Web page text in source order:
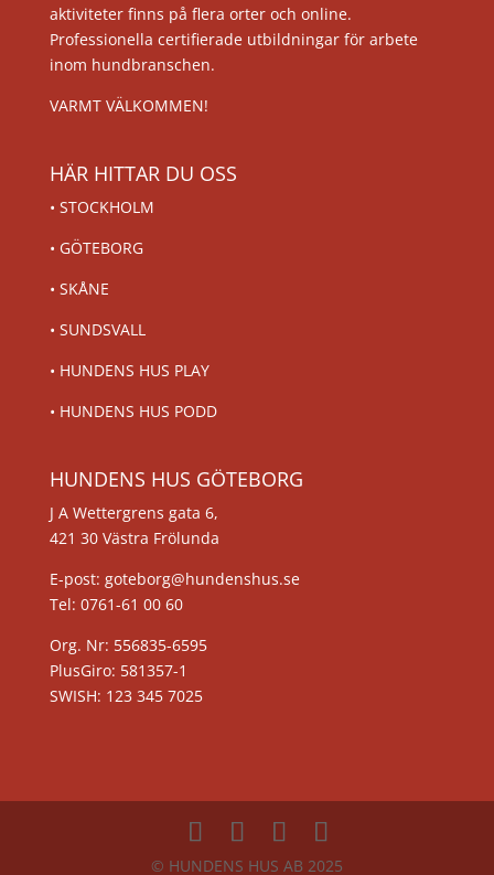
aktiviteter finns på flera orter och online.
Professionella certifierade utbildningar för arbete
inom hundbranschen.
VARMT VÄLKOMMEN!
HÄR HITTAR DU OSS
• STOCKHOLM
• GÖTEBORG
• SKÅNE
• SUNDSVALL
• HUNDENS HUS PLAY
• HUNDENS HUS PODD
HUNDENS HUS GÖTEBORG
J A Wettergrens gata 6,
421 30 Västra Frölunda
E-post: goteborg@hundenshus.se
Tel: 0761-61 00 60
Org. Nr: 556835-6595
PlusGiro: 581357-1
SWISH: 123 345 7025
© HUNDENS HUS AB 2025